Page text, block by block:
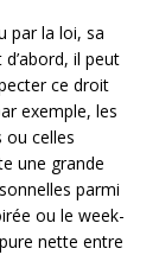
par la loi, sa
il peut
ce droit
exemple, les
ou celles
une grande
parmi
ou le week-
nette entre